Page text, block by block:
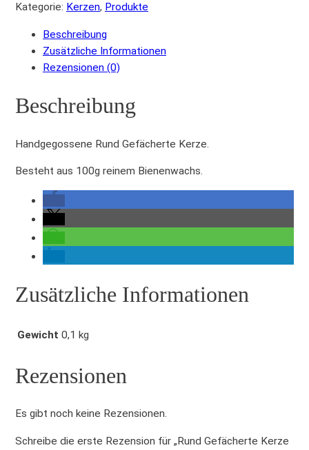
u
ä
h
r
e
0
M
e
Kategorie: Kerzen, Produkte
Beschreibung
Zusätzliche Informationen
Rezensionen (0)
Beschreibung
Handgegossene Rund Gefächerte Kerze.
Besteht aus 100g reinem Bienenwachs.
Zusätzliche Informationen
Gewicht 0,1 kg
Rezensionen
Es gibt noch keine Rezensionen.
Schreibe die erste Rezension für „Rund Gefächerte Kerze